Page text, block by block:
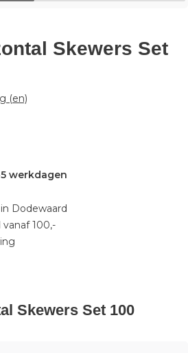
Skewers Set
(en)
werkdagen
Dodewaard
100,-
Skewers Set 100